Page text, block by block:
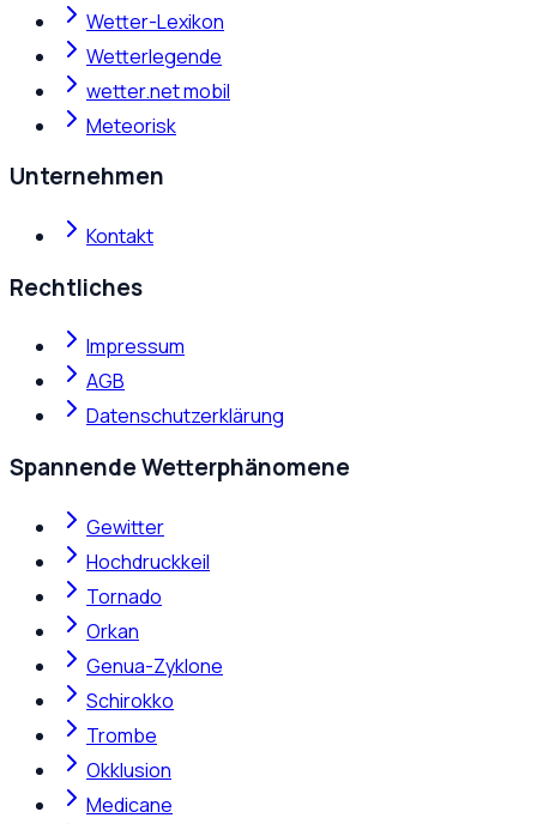
Wetter-Lexikon
Wetterlegende
wetter.net mobil
Meteorisk
Unternehmen
Kontakt
Rechtliches
Impressum
AGB
Datenschutzerklärung
Spannende Wetterphänomene
Gewitter
Hochdruckkeil
Tornado
Orkan
Genua-Zyklone
Schirokko
Trombe
Okklusion
Medicane